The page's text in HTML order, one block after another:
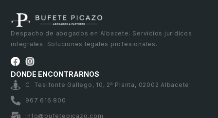
Despacho de abogados en Albacete. Servicios jurídicos
integrales. Soluciones legales profesionales.
DONDE ENCONTRARNOS
C. Tesifonte Gallego, 10, 2ª Planta, 02002 Albacete
967 616 800
info@bufetepicazo.com